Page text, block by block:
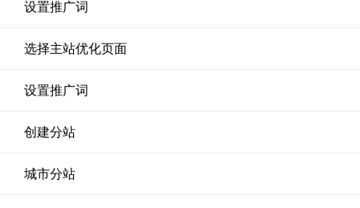
设置推广词
选择主站优化页面
设置推广词
创建分站
城市分站